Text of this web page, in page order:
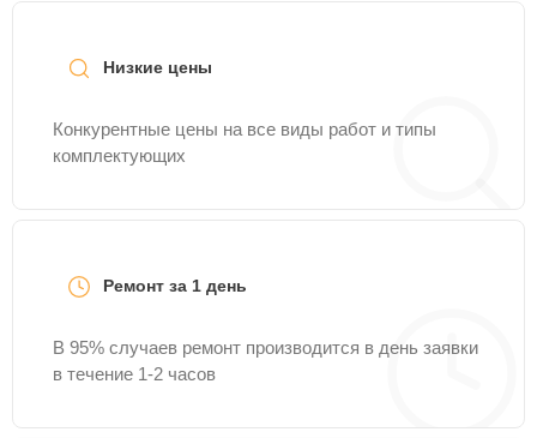
Низкие цены
Конкурентные цены на все виды работ и типы
комплектующих
Ремонт за 1 день
В 95% случаев ремонт производится в день заявки
в течение 1-2 часов